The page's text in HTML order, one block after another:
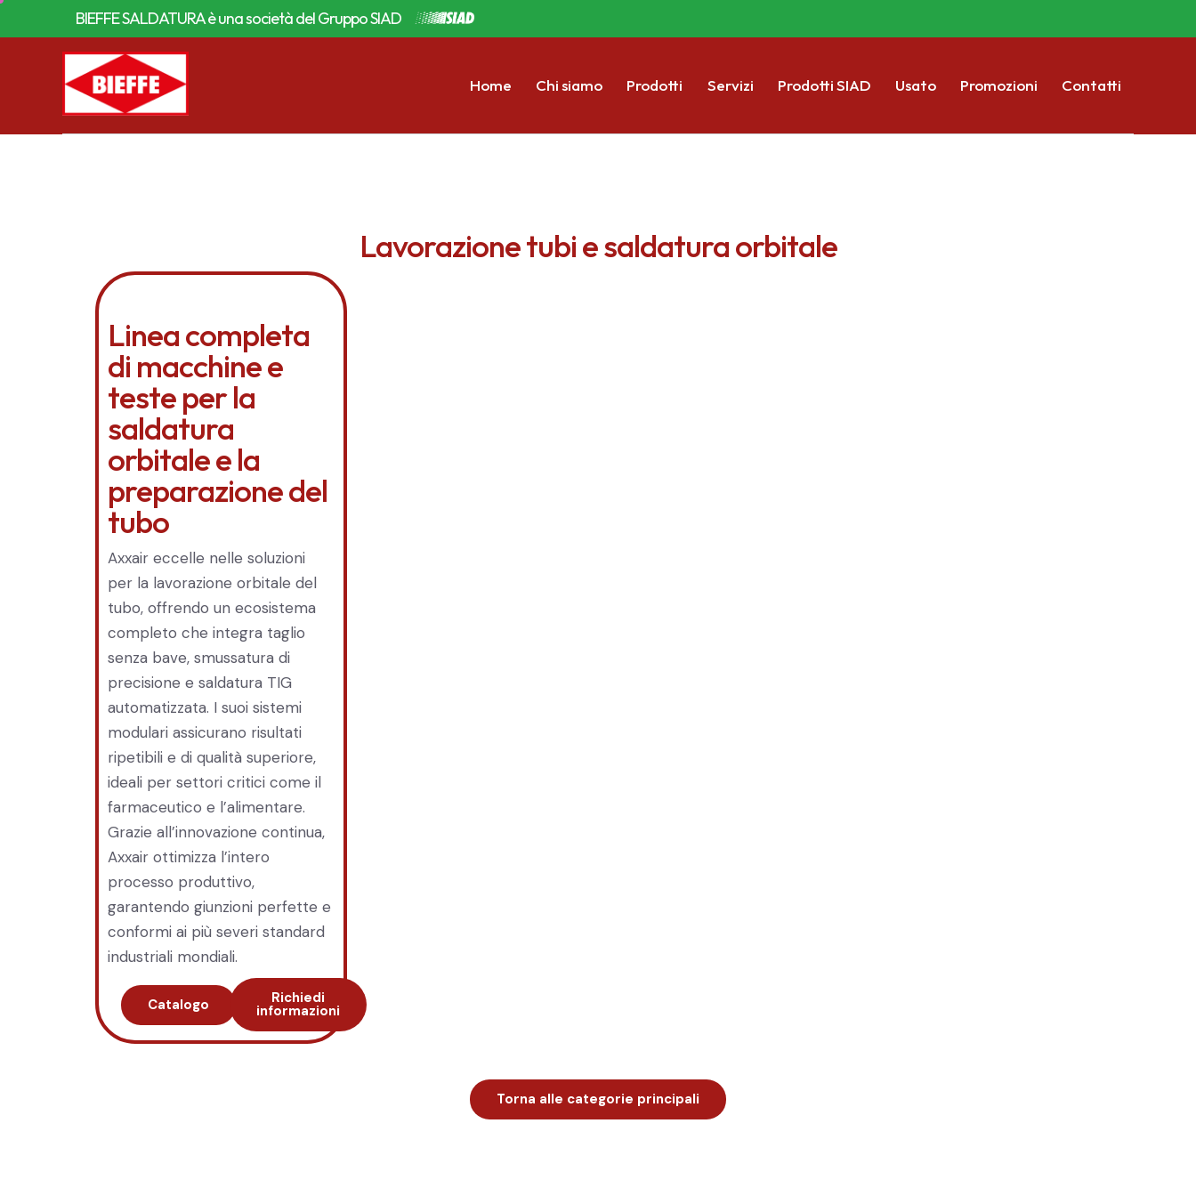
BIEFFE SALDATURA è una società del Gruppo SIAD
Home Chi siamo Prodotti Servizi Prodotti SIAD Usato Promozioni Contatti
Lavorazione tubi e saldatura orbitale
Linea completa
di macchine e
teste per la
saldatura
orbitale e la
preparazione del
tubo
Axxair eccelle nelle soluzioni
per la lavorazione orbitale del
tubo, offrendo un ecosistema
completo che integra taglio
senza bave, smussatura di
precisione e saldatura TIG
automatizzata. I suoi sistemi
modulari assicurano risultati
ripetibili e di qualità superiore,
ideali per settori critici come il
farmaceutico e l’alimentare.
Grazie all’innovazione continua,
Axxair ottimizza l’intero
processo produttivo,
garantendo giunzioni perfette e
conformi ai più severi standard
industriali mondiali.
Catalogo Richiedi
informazioni
Torna alle categorie principali